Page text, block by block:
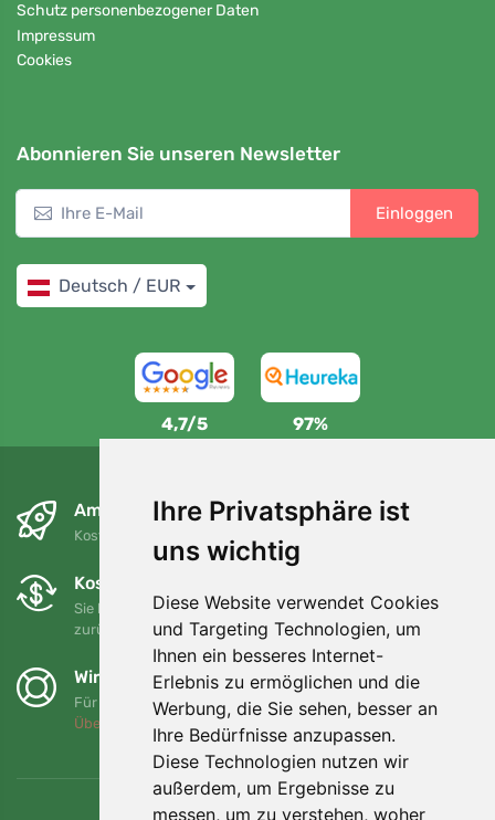
Ihre Privatsphäre ist
uns wichtig
Diese Website verwendet Cookies
und Targeting Technologien, um
Ihnen ein besseres Internet-
Erlebnis zu ermöglichen und die
Werbung, die Sie sehen, besser an
Ihre Bedürfnisse anzupassen.
Diese Technologien nutzen wir
außerdem, um Ergebnisse zu
messen, um zu verstehen, woher
Schutz personenbezogener Daten
Impressum
Cookies
Abonnieren Sie unseren Newsletter
Einloggen
Deutsch / EUR
4,7/5 97%
Am nächsten Tag und kostenlos
Kostenloser Versand für Bestellungen über 80 EUR
Kostenloser Umtausch und Rückgabe
Sie können Ihre Bestellung jederzeit innerhalb von 90 Tagen
zurückgeben oder umtauschen.
Wir unterstützen Trees.org
Für jede Bestellung pflanzen wir einen Baum! Mehr lesen
Über uns